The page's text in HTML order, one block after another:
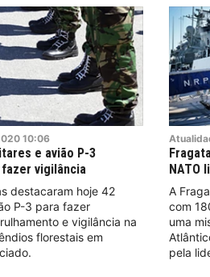
10:06
e avião P-3
vigilância
destacaram hoje 42
P-3 para fazer
e vigilância na
florestais em
NATO
A
com
uma
pela